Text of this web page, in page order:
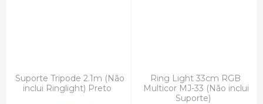
Suporte Tripode 2.1m (Não
inclui Ringlight) Preto
Ring Light 33cm RGB
Multicor MJ-33 (Não inclui
Suporte)